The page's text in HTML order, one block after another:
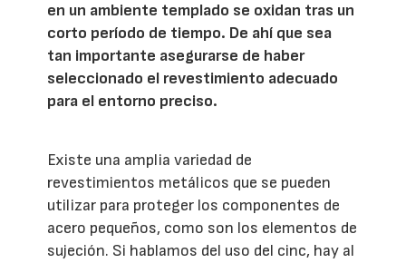
en un ambiente templado se oxidan tras un
corto período de tiempo. De ahí que sea
tan importante asegurarse de haber
seleccionado el revestimiento adecuado
para el entorno preciso.
Existe una amplia variedad de
revestimientos metálicos que se pueden
utilizar para proteger los componentes de
acero pequeños, como son los elementos de
sujeción. Si hablamos del uso del cinc, hay al